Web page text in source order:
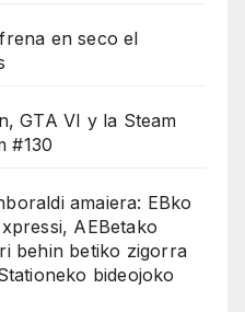
en seco el
GTA VI y la Steam
#130
amaiera: EBko
AEBetako
behin betiko zigorra
bideojoko